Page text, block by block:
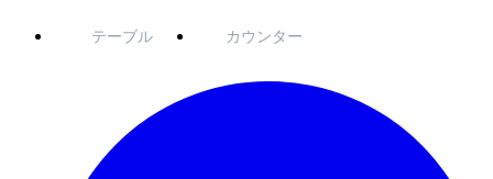
テーブル カウンター